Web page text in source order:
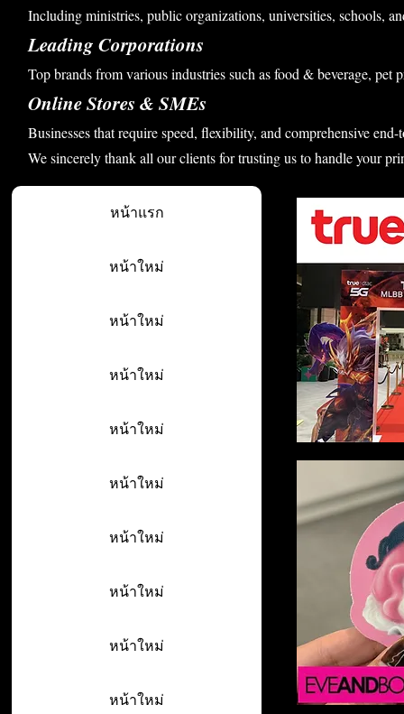
Including ministries, public organizations, universities, schools,
Leading Corporations
Top brands from various industries such as food & beverage, pet
Online Stores & SMEs
Businesses that require speed, flexibility, and comprehensive
We sincerely thank all our clients for trusting us to handle your
หน้าแรก
หน้าใหม่
หน้าใหม่
หน้าใหม่
หน้าใหม่
หน้าใหม่
หน้าใหม่
หน้าใหม่
หน้าใหม่
หน้าใหม่